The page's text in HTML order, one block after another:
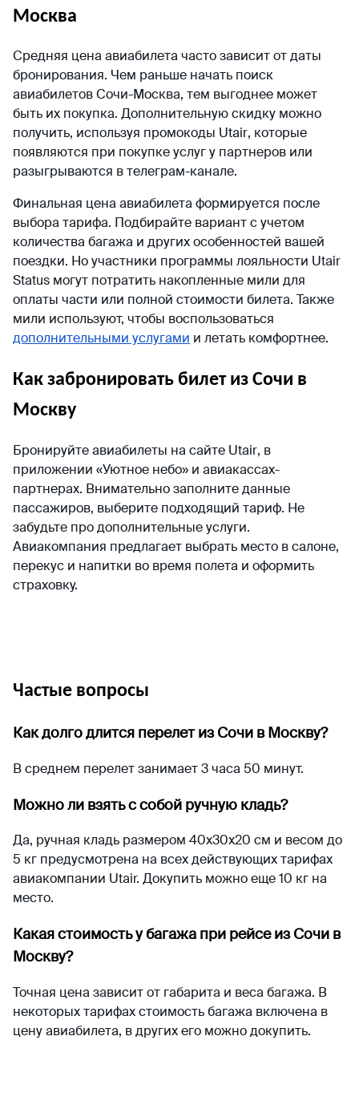
Москва
Средняя цена авиабилета часто зависит от даты
бронирования. Чем раньше начать поиск
авиабилетов Сочи-Москва, тем выгоднее может
быть их покупка. Дополнительную скидку можно
получить, используя промокоды Utair, которые
появляются при покупке услуг у партнеров или
разыгрываются в телеграм-канале.
Финальная цена авиабилета формируется после
выбора тарифа. Подбирайте вариант с учетом
количества багажа и других особенностей вашей
поездки. Но участники программы лояльности Utair
Status могут потратить накопленные мили для
оплаты части или полной стоимости билета. Также
мили используют, чтобы воспользоваться
дополнительными услугами и летать комфортнее.
Как забронировать билет из Сочи в
Москву
Бронируйте авиабилеты на сайте Utair, в
приложении «Уютное небо» и авиакассах-
партнерах. Внимательно заполните данные
пассажиров, выберите подходящий тариф. Не
забудьте про дополнительные услуги.
Авиакомпания предлагает выбрать место в салоне,
перекус и напитки во время полета и оформить
страховку.
Частые вопросы
Как долго длится перелет из Сочи в Москву?
В среднем перелет занимает 3 часа 50 минут.
Можно ли взять с собой ручную кладь?
Да, ручная кладь размером 40х30х20 см и весом до
5 кг предусмотрена на всех действующих тарифах
авиакомпании Utair. Докупить можно еще 10 кг на
место.
Какая стоимость у багажа при рейсе из Сочи в
Москву?
Точная цена зависит от габарита и веса багажа. В
некоторых тарифах стоимость багажа включена в
цену авиабилета, в других его можно докупить.